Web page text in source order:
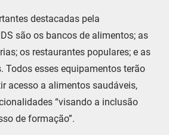
destacadas pela
são os bancos de alimentos; as
os restaurantes populares; e as
Todos esses equipamentos terão
acesso a alimentos saudáveis,
“visando a inclusão
de formação”.